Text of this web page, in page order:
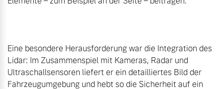
Eine besondere Herausforderung war die Integration des
Lidar: Im Zusammenspiel mit Kameras, Radar und
Ultraschallsensoren liefert er ein detailliertes Bild der
Fahrzeugumgebung und hebt so die Sicherheit auf ein